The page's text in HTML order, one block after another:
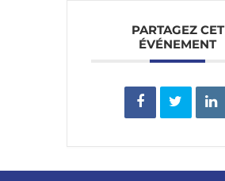
PARTAGEZ CET
ÉVÉNEMENT